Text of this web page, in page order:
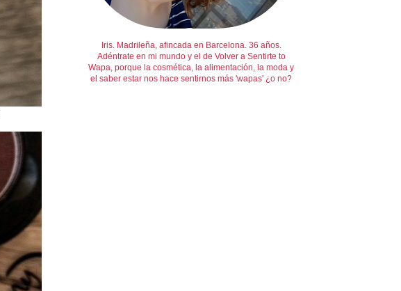
Iris. Madrileña, afincada en Barcelona. 36 años.
Adéntrate en mi mundo y el de Volver a Sentirte to
Wapa, porque la cosmética, la alimentación, la moda y
el saber estar nos hace sentirnos más 'wapas' ¿o no?